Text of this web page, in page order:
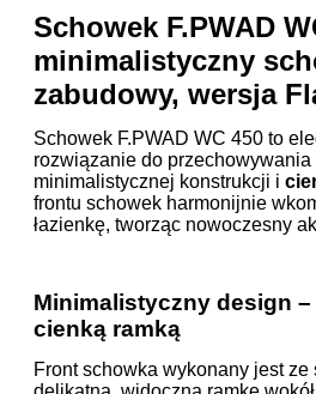
Schowek F.PWAD
minimalistyczny
zabudowy, wersja
Schowek F.PWAD WC 450 to
rozwiązanie do
minimalistycznej konstrukcji i
frontu schowek harmonijnie
łazienkę, tworząc nowoczesny
Minimalistyczny design –
cienką ramką
Front schowka wykonany jest ze